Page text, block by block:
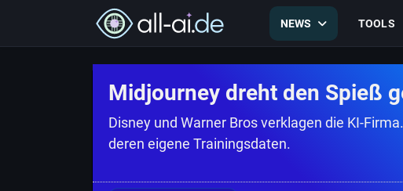
NEWS TOOLS
Midjourney dreht den Spieß
Disney und Warner Bros verklagen die KI-
deren eigene Trainingsdaten.